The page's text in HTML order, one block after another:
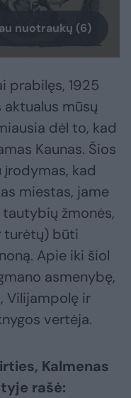
nuotraukų (6)
prabilęs, 1925
mūsų
dėl to, kad
Kaunas. Šios
kad
miestas, jame
žmonės,
turėtų) būti
Apie iki šiol
asmenybę,
Vilijampolę ir
vertėja.
Kalmenas
rašė: